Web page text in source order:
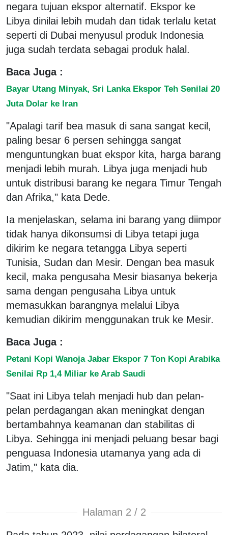
negara tujuan ekspor alternatif. Ekspor ke
Libya dinilai lebih mudah dan tidak terlalu ketat
seperti di Dubai menyusul produk Indonesia
juga sudah terdata sebagai produk halal.
Baca Juga :
Bayar Utang Minyak, Sri Lanka Ekspor Teh Senilai 20
Juta Dolar ke Iran
"Apalagi tarif bea masuk di sana sangat kecil,
paling besar 6 persen sehingga sangat
menguntungkan buat ekspor kita, harga barang
menjadi lebih murah. Libya juga menjadi hub
untuk distribusi barang ke negara Timur Tengah
dan Afrika," kata Dede.
Ia menjelaskan, selama ini barang yang diimpor
tidak hanya dikonsumsi di Libya tetapi juga
dikirim ke negara tetangga Libya seperti
Tunisia, Sudan dan Mesir. Dengan bea masuk
kecil, maka pengusaha Mesir biasanya bekerja
sama dengan pengusaha Libya untuk
memasukkan barangnya melalui Libya
kemudian dikirim menggunakan truk ke Mesir.
Baca Juga :
Petani Kopi Wanoja Jabar Ekspor 7 Ton Kopi Arabika
Senilai Rp 1,4 Miliar ke Arab Saudi
"Saat ini Libya telah menjadi hub dan pelan-
pelan perdagangan akan meningkat dengan
bertambahnya keamanan dan stabilitas di
Libya. Sehingga ini menjadi peluang besar bagi
penguasa Indonesia utamanya yang ada di
Jatim," kata dia.
Halaman 2 / 2